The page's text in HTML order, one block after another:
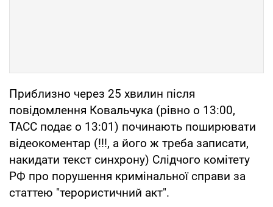
Приблизно через 25 хвилин після
повідомлення Ковальчука (рівно о 13:00,
ТАСС подає о 13:01) починають поширювати
відеокоментар (!!!, а його ж треба записати,
накидати текст синхрону) Слідчого комітету
РФ про порушення кримінальної справи за
статтею "терористичний акт".